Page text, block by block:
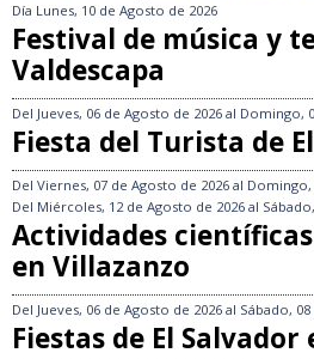
Día Lunes, 10 de Agosto de 2026
Festival de música y
Valdescapa
Del Jueves, 06 de Agosto de 2026 al Domingo,
Fiesta del Turista de
Del Viernes, 07 de Agosto de 2026 al Domingo,
Del Miércoles, 12 de Agosto de 2026 al
Actividades
en Villazanzo
Del Jueves, 06 de Agosto de 2026 al Sábado,
Fiestas de El